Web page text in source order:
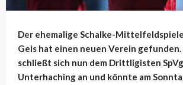
Der ehemalige Schalke-
Geis hat einen neuen Verein
schließt sich nun dem Drittligisten
Unterhaching an und könnte am